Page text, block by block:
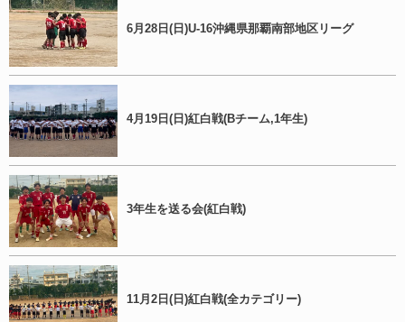
6月28日(日)U-16沖縄県那覇南部地区リーグ
4月19日(日)紅白戦(Bチーム,1年生)
3年生を送る会(紅白戦)
11月2日(日)紅白戦(全カテゴリー)